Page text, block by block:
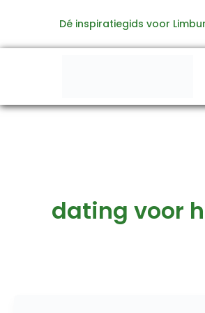
de
Dé inspiratiegids voor
dating voor